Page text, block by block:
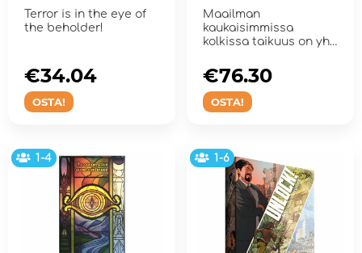
Terror is in the eye of
the beholder!
OSTA!
€34.04
Maailman
kaukaisimmissa
kolkissa taikuus on yhä
maan, taivaan j...
OSTA!
€76.30
1-4 1-6